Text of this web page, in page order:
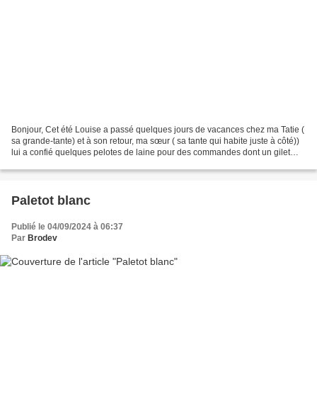
Bonjour, Cet été Louise a passé quelques jours de vacances chez ma Tatie (
sa grande-tante) et à son retour, ma sœur ( sa tante qui habite juste à côté))
lui a confié quelques pelotes de laine pour des commandes dont un gilet
Paletot blanc
Publié le 04/09/2024 à 06:37
Par Brodev